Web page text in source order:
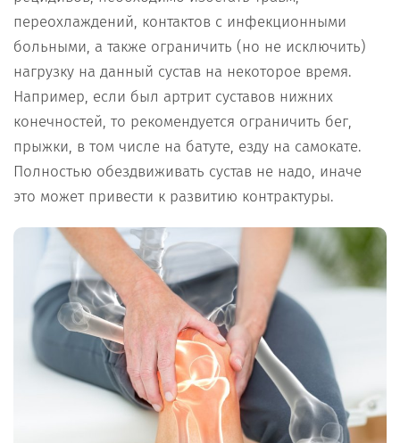
переохлаждений, контактов с инфекционными
больными, а также ограничить (но не исключить)
нагрузку на данный сустав на некоторое время.
Например, если был артрит суставов нижних
конечностей, то рекомендуется ограничить бег,
прыжки, в том числе на батуте, езду на самокате.
Полностью обездвиживать сустав не надо, иначе
это может привести к развитию контрактуры.